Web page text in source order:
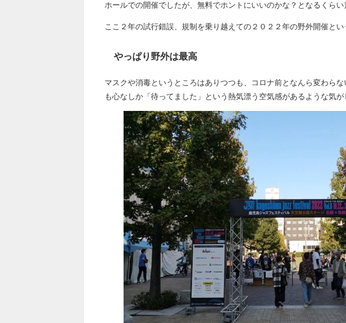
ホールでの開催でしたが、無料でホントにいいのかな？となるくらい
ここ２年の試行錯誤、規制を乗り越えての２０２２年の野外開催とい
やっぱり野外は最高
マスクや消毒というところはありつつも、コロナ前となんら変わら
も心なしか「待ってました」という熱気漂う空気感があるような気が